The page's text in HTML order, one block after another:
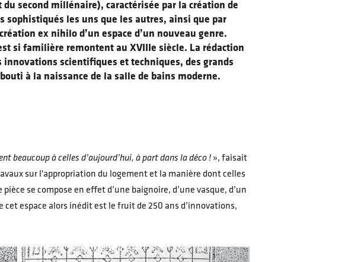
second millénaire), caractérisée par la création de
les uns que les autres, ainsi que par
ex nihilo d’un espace d’un nouveau genre.
si familière remontent au XVIIIe siècle. La rédaction
scientifiques et techniques, des grands
à la naissance de la salle de bains moderne.
beaucoup à celles d’aujourd’hui, à part dans la déco ! », faisait
sur l'appropriation du logement et la manière dont celles
se compose en effet d’une baignoire, d’une vasque, d’un
espace alors inédit est le fruit de 250 ans d’innovations,